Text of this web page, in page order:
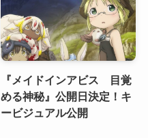
『メイドインアビス 目覚
める神秘』公開日決定！キ
ービジュアル公開